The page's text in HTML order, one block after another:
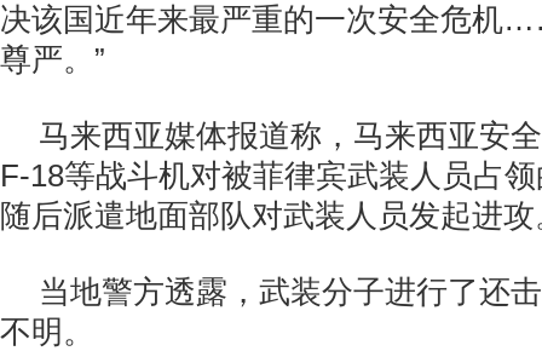
决该国近年来最严重的一次安全危机
尊严。”
马来西亚媒体报道称，马来西亚安
F-18等战斗机对被菲律宾武装人员占
随后派遣地面部队对武装人员发起进攻
当地警方透露，武装分子进行了还
不明。